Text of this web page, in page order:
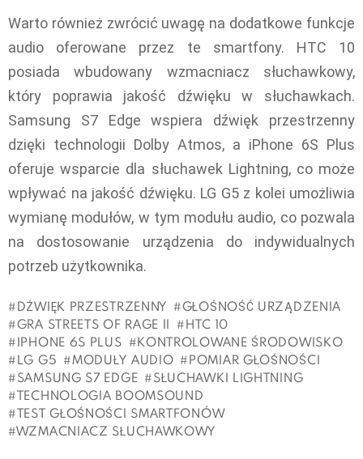
Warto również zwrócić uwagę na dodatkowe funkcje
audio oferowane przez te smartfony. HTC 10
posiada wbudowany wzmacniacz słuchawkowy,
który poprawia jakość dźwięku w słuchawkach.
Samsung S7 Edge wspiera dźwięk przestrzenny
dzięki technologii Dolby Atmos, a iPhone 6S Plus
oferuje wsparcie dla słuchawek Lightning, co może
wpływać na jakość dźwięku. LG G5 z kolei umożliwia
wymianę modułów, w tym modułu audio, co pozwala
na dostosowanie urządzenia do indywidualnych
potrzeb użytkownika.
DŹWIĘK PRZESTRZENNY
GŁOŚNOŚĆ URZĄDZENIA
GRA STREETS OF RAGE II
HTC 10
IPHONE 6S PLUS
KONTROLOWANE ŚRODOWISKO
LG G5
MODUŁY AUDIO
POMIAR GŁOŚNOŚCI
SAMSUNG S7 EDGE
SŁUCHAWKI LIGHTNING
TECHNOLOGIA BOOMSOUND
TEST GŁOŚNOŚCI SMARTFONÓW
WZMACNIACZ SŁUCHAWKOWY